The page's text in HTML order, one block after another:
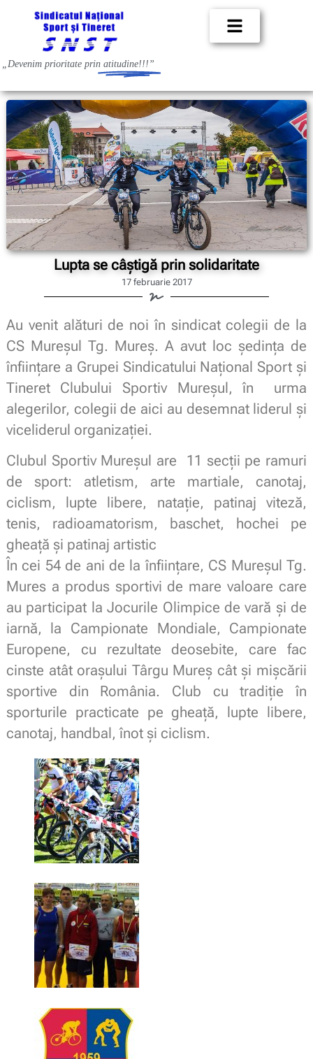
„Devenim prioritate prin atitudine!!!”
Lupta se câştigă prin solidaritate
17 februarie 2017
Au venit alături de noi în sindicat colegii de la
CS Mureşul Tg. Mureş. A avut loc şedinţa de
înfiinţare a Grupei Sindicatului Naţional Sport şi
Tineret Clubului Sportiv Mureşul, în urma
alegerilor, colegii de aici au desemnat liderul şi
viceliderul organizaţiei.
Clubul Sportiv Mureşul are 11 secţii pe ramuri
de sport: atletism, arte martiale, canotaj,
ciclism, lupte libere, nataţie, patinaj viteză,
tenis, radioamatorism, baschet, hochei pe
gheaţă şi patinaj artistic
În cei 54 de ani de la înfiinţare, CS Mureşul Tg.
Mures a produs sportivi de mare valoare care
au participat la Jocurile Olimpice de vară şi de
iarnă, la Campionate Mondiale, Campionate
Europene, cu rezultate deosebite, care fac
cinste atât oraşului Târgu Mureş cât şi mişcării
sportive din România. Club cu tradiţie în
sporturile practicate pe gheaţă, lupte libere,
canotaj, handbal, înot şi ciclism.